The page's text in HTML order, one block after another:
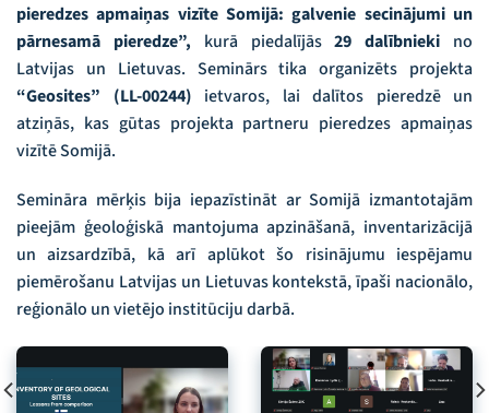
pieredzes apmaiņas vizīte Somijā: galvenie secinājumi un
pārnesamā pieredze”, kurā piedalījās29 dalībnieki no
Latvijas un Lietuvas. Seminārs tika organizēts projekta
“Geosites” (LL-00244) ietvaros, lai dalītos pieredzē un
atziņās, kas gūtas projekta partneru pieredzes apmaiņas
vizītē Somijā.
Semināra mērķis bija iepazīstināt ar Somijā izmantotajām
pieejām ģeoloģiskā mantojuma apzināšanā, inventarizācijā
un aizsardzībā, kā arī aplūkot šo risinājumu iespējamu
piemērošanu Latvijas un Lietuvas kontekstā, īpaši nacionālo,
reģionālo un vietējo institūciju darbā.